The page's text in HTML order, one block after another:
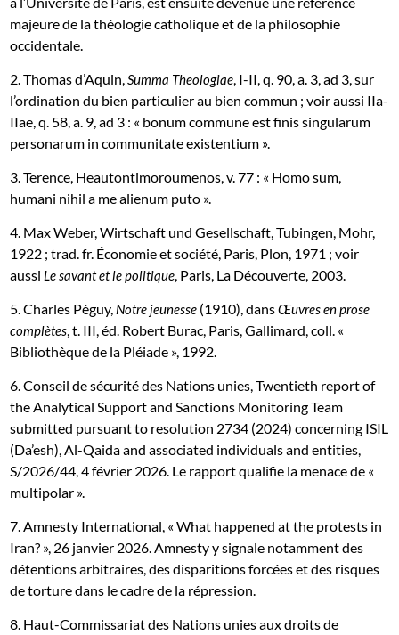
majeure de la théologie catholique et de la philosophie
occidentale.
2. Thomas d’Aquin,Summa Theologiae, I-II, q. 90, a. 3, ad 3, sur
l’ordination du bien particulier au bien commun ; voir aussi IIa-
IIae, q. 58, a. 9, ad 3 : « bonum commune est finis singularum
personarum in communitate existentium ».
3. Terence, Heautontimoroumenos, v. 77 : « Homo sum,
humani nihil a me alienum puto ».
4. Max Weber, Wirtschaft und Gesellschaft, Tubingen, Mohr,
1922 ; trad. fr. Économie et société, Paris, Plon, 1971 ; voir
aussi Le savant et le politique, Paris, La Découverte, 2003.
5. Charles Péguy, Notre jeunesse (1910), dansŒuvres en prose
complètes, t. III, éd. Robert Burac, Paris, Gallimard, coll. «
Bibliothèque de la Pléiade », 1992.
6. Conseil de sécurité des Nations unies, Twentieth report of
the Analytical Support and Sanctions Monitoring Team
submitted pursuant to resolution 2734 (2024) concerning ISIL
(Da’esh), Al-Qaida and associated individuals and entities,
S/2026/44, 4 février 2026. Le rapport qualifie la menace de «
multipolar ».
7. Amnesty International, « What happened at the protests in
Iran? », 26 janvier 2026. Amnesty y signale notamment des
détentions arbitraires, des disparitions forcées et des risques
de torture dans le cadre de la répression.
8. Haut-Commissariat des Nations unies aux droits de